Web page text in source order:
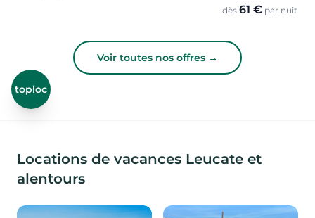
dès 61 € par nuit
Voir toutes nos offres →
toploc
Locations de vacances Leucate et
alentours